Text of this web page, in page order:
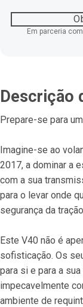
Em parceria
Descrição
Prepare-se para
Imagine-se ao
2017, a dominar a
com a sua
para o levar onde
segurança da
Este V40 não é
sofisticação. Os
para si e para a
impecavelmente
ambiente de